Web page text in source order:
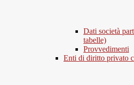
Dati società
tabelle)
Provvedimenti
Enti di diritto privato